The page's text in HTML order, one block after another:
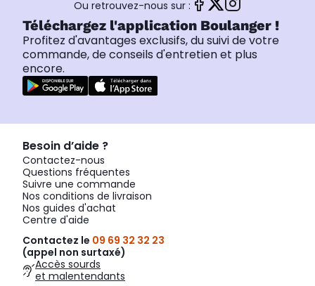
Ou retrouvez-nous sur :
Téléchargez l'application Boulanger !
Profitez d'avantages exclusifs, du suivi de votre
commande, de conseils d'entretien et plus
encore.
Besoin d’aide ?
Contactez-nous
Questions fréquentes
Suivre une commande
Nos conditions de livraison
Nos guides d'achat
Centre d'aide
Contactez le 09 69 32 32 23
(appel non surtaxé)
Accès sourds
et malentendants